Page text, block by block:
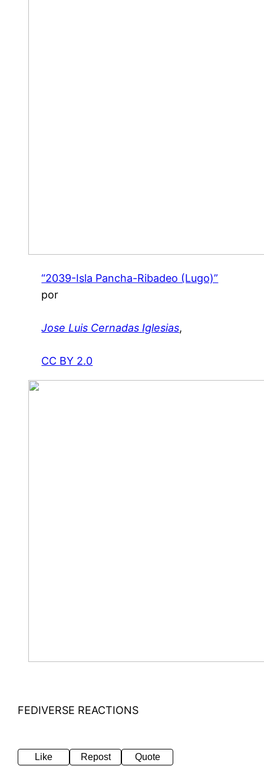
“2039-Isla Pancha-Ribadeo (Lugo)”
por
Jose Luis Cernadas Iglesias,
CC BY 2.0
FEDIVERSE REACTIONS
Like Repost Quote